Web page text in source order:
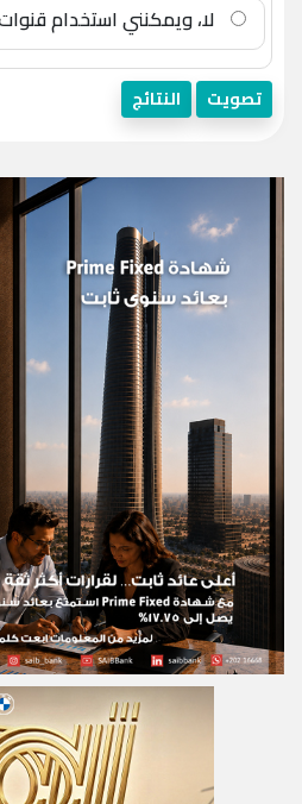
لا، ويمكنني استخدام
تصويت النتائج